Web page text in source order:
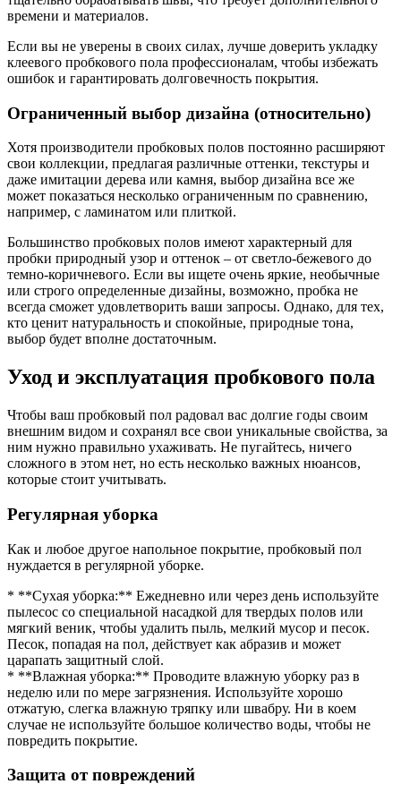
времени и материалов.
Если вы не уверены в своих силах, лучше доверить укладку
клеевого пробкового пола профессионалам, чтобы избежать
ошибок и гарантировать долговечность покрытия.
Ограниченный выбор дизайна (относительно)
Хотя производители пробковых полов постоянно расширяют
свои коллекции, предлагая различные оттенки, текстуры и
даже имитации дерева или камня, выбор дизайна все же
может показаться несколько ограниченным по сравнению,
например, с ламинатом или плиткой.
Большинство пробковых полов имеют характерный для
пробки природный узор и оттенок – от светло-бежевого до
темно-коричневого. Если вы ищете очень яркие, необычные
или строго определенные дизайны, возможно, пробка не
всегда сможет удовлетворить ваши запросы. Однако, для тех,
кто ценит натуральность и спокойные, природные тона,
выбор будет вполне достаточным.
Уход и эксплуатация пробкового пола
Чтобы ваш пробковый пол радовал вас долгие годы своим
внешним видом и сохранял все свои уникальные свойства, за
ним нужно правильно ухаживать. Не пугайтесь, ничего
сложного в этом нет, но есть несколько важных нюансов,
которые стоит учитывать.
Регулярная уборка
Как и любое другое напольное покрытие, пробковый пол
нуждается в регулярной уборке.
* **Сухая уборка:** Ежедневно или через день используйте
пылесос со специальной насадкой для твердых полов или
мягкий веник, чтобы удалить пыль, мелкий мусор и песок.
Песок, попадая на пол, действует как абразив и может
царапать защитный слой.
* **Влажная уборка:** Проводите влажную уборку раз в
неделю или по мере загрязнения. Используйте хорошо
отжатую, слегка влажную тряпку или швабру. Ни в коем
случае не используйте большое количество воды, чтобы не
повредить покрытие.
Защита от повреждений